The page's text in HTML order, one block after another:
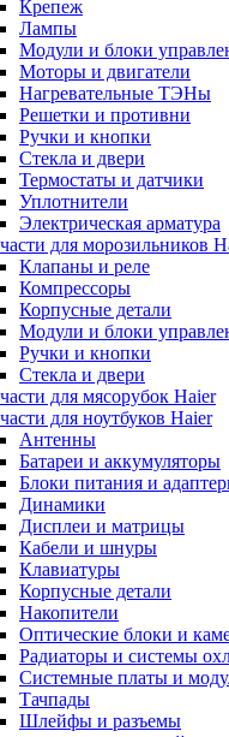
Крепеж
Лампы
Модули и блоки
Моторы и двигатели
Нагревательные ТЭНы
Решетки и противни
Ручки и кнопки
Стекла и двери
Термостаты и датчики
Уплотнители
Электрическая арматура
для морозильников
Клапаны и реле
Компрессоры
Корпусные детали
Модули и блоки
Ручки и кнопки
Стекла и двери
для мясорубок Haier
для ноутбуков Haier
Антенны
Батареи и аккумуляторы
Блоки питания и
Динамики
Дисплеи и матрицы
Кабели и шнуры
Клавиатуры
Корпусные детали
Накопители
Оптические блоки и
Радиаторы и системы
Системные платы и
Тачпады
Шлейфы и разъемы